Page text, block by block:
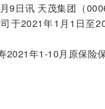
日讯 天茂集团（
于2021年1月1日至
年1-10月原保险